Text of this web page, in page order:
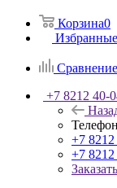
Корзина0
+7 8212 40-
+7
+7